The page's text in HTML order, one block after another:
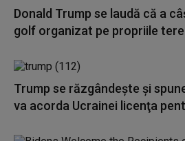
Donald Trump se laudă că a
golf organizat pe propriile
Trump se răzgândește și
va acorda Ucrainei licenţa